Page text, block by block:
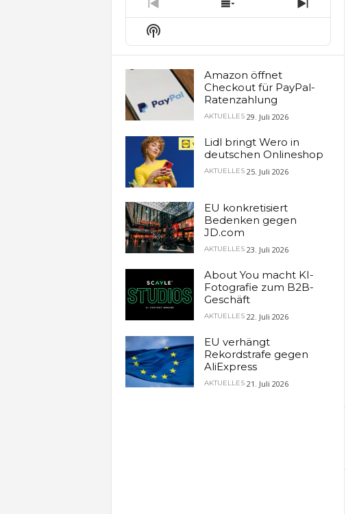
Previous
Episode
Show
Episodes
Next
Episode
Show
Podcast
Information
Amazon öffnet
Checkout für PayPal-
Ratenzahlung
AKTUELLES 29. Juli 2026
Lidl bringt Wero in
deutschen Onlineshop
AKTUELLES 25. Juli 2026
EU konkretisiert
Bedenken gegen
JD.com
AKTUELLES 23. Juli 2026
About You macht KI-
Fotografie zum B2B-
Geschäft
AKTUELLES 22. Juli 2026
EU verhängt
Rekordstrafe gegen
AliExpress
AKTUELLES 21. Juli 2026